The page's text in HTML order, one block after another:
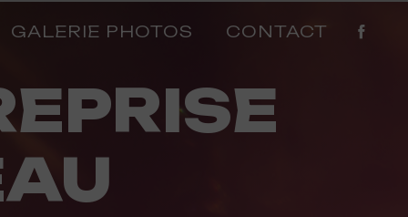
GALERIE PHOTOS CONTACT